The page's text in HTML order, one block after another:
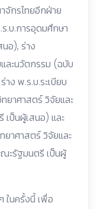
จักรไทยอีกฝ่าย
.บ.การอุดมศึกษา
อ), ร่าง
ละนวัตกรรม (ฉบับ
ง พ.ร.บ.ระเบียบ
ยาศาสตร์ วิจัยและ
ป็นผู้เสนอ) และ
าศาสตร์ วิจัยและ
ะรัฐมนตรี เป็นผู้
ในครั้งนี้ เพื่อ